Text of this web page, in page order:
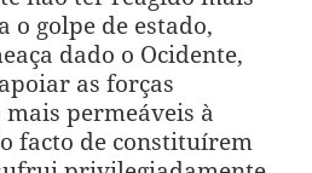
o golpe de estado,
dado o Ocidente,
as forças
permeáveis à
facto de constituírem